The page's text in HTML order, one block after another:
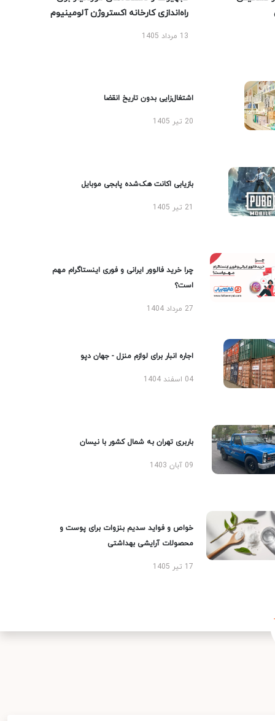
راه‌اندازی کارخانه اکستروژن آلومینیوم
13 مرداد 1405
اشتغال‌زایی بدون تاریخ انقضا
20 تیر 1405
بازیابی اکانت هک‌شده پابجی موبایل
چرا خرید فالوور ایرانی و فوری اینستاگرام مهم
است؟
27 مرداد 1404
اجاره انبار برای لوازم منزل - جهان دپو
04 اسفند 1404
باربری تهران به شمال کشور با نیسان
09 آبان 1403
خواص و فواید سدیم بنزوات برای پوست و
محصولات آرایشی بهداشتی
17 تیر 1405